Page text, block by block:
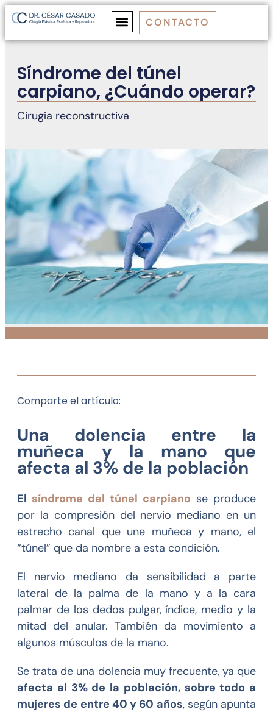
CONTACTO
Síndrome del túnel
carpiano, ¿Cuándo operar?
Cirugía reconstructiva
Comparte el artículo:
Una dolencia entre la
muñeca y la mano que
afecta al 3% de la población
El síndrome del túnel carpiano se produce
por la compresión del nervio mediano en un
estrecho canal que une muñeca y mano, el
“túnel” que da nombre a esta condición.
El nervio mediano da sensibilidad a parte
lateral de la palma de la mano y a la cara
palmar de los dedos pulgar, índice, medio y la
mitad del anular. También da movimiento a
algunos músculos de la mano.
Se trata de una dolencia muy frecuente, ya que
afecta al 3% de la población, sobre todo a
mujeres de entre 40 y 60 años, según apunta